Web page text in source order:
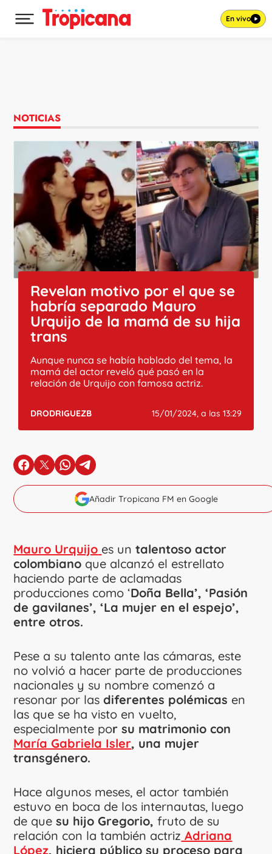
Desplegar menú principal En vivo
NOTICIAS
Revelan motivo por el que se
habría separado Mauro
Urquijo de la mamá de su hija
trans
Aunque nunca se había hablado del tema, la
mamá del actor reveló qué pasó en la
relación de Urquijo con famosa actriz.
DRODRIGUEZB 15/01/2024, a las 13:29
en Facebook
en Xen Whatsapp
en Telegram
Añadir Tropicana FM en Google
Mauro Urquijo es untalentoso actor
colombiano que alcanzó el estrellato
haciendo parte de aclamadas
producciones como ‘Doña Bella’, ‘Pasión
de gavilanes’, ‘La mujer en el espejo’,
entre otros.
Pese a su talento ante las cámaras, este
no volvió a hacer parte de producciones
nacionales y su nombre comenzó a
resonar por lasdiferentes polémicas en
las que se ha visto en vuelto,
especialmente por su matrimonio con
María Gabriela Isler, una mujer
transgénero.
Hace algunos meses, el actor también
estuvo en boca de los internautas, luego
de que su hijo Gregorio, fruto de su
relación con la también actriz Adriana
López, hiciera público su proceso para